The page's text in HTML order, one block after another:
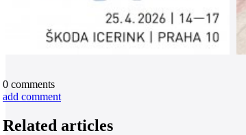
0 comments
add comment
Related articles